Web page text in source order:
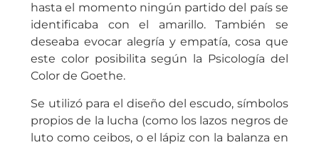
hasta el momento ningún partido del país se
identificaba con el amarillo. También se
deseaba evocar alegría y empatía, cosa que
este color posibilita según la Psicología del
Color de Goethe.
Se utilizó para el diseño del escudo, símbolos
propios de la lucha (como los lazos negros de
luto como ceibos, o el lápiz con la balanza en